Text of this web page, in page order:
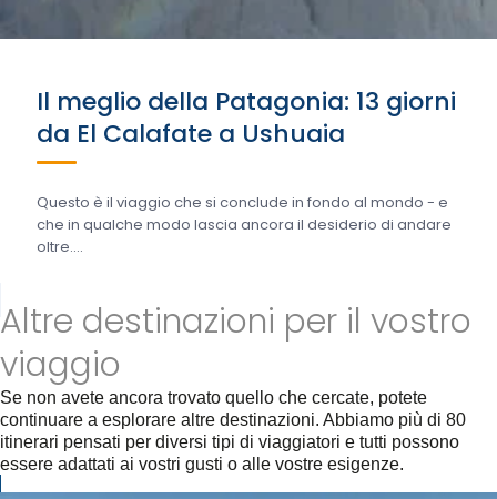
Il meglio della Patagonia: 13 giorni
da El Calafate a Ushuaia
Questo è il viaggio che si conclude in fondo al mondo - e
che in qualche modo lascia ancora il desiderio di andare
oltre....
Altre destinazioni per il vostro
viaggio
Se non avete ancora trovato quello che cercate, potete
continuare a esplorare altre destinazioni. Abbiamo più di 80
itinerari pensati per diversi tipi di viaggiatori e tutti possono
essere adattati ai vostri gusti o alle vostre esigenze.